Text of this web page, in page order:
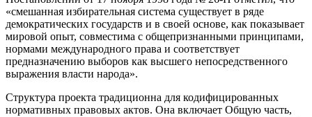
«смешанная избирательная система существует в ряде
демократических государств и в своей основе, как показывает
мировой опыт, совместима с общепризнанными принципами,
нормами международного права и соответствует
предназначению выборов как высшего непосредственного
выражения власти народа».
Структура проекта традиционна для кодифицированных
нормативных правовых актов. Она включает Общую часть,